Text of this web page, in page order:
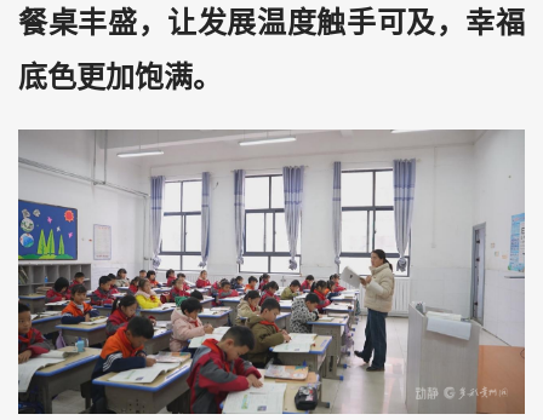
餐桌丰盛，让发展温度触手可及，幸福
底色更加饱满。